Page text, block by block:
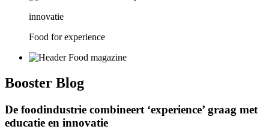
innovatie
Food for experience
Booster Blog
De foodindustrie combineert ‘experience’ graag met
educatie en innovatie